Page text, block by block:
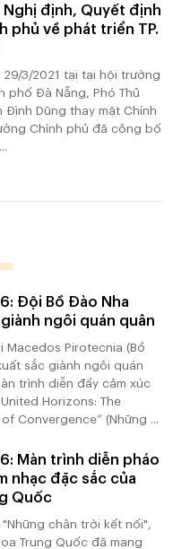
Nghị định, Quyết định
phủ về phát triển TP.
29/3/2021 tại tại hội trường
phố Đà Nẵng, Phó Thủ
Đình Dũng thay mặt Chính
Chính phủ đã công bố
Đội Bồ Đào Nha
ngôi quán quân
Macedos Pirotecnia (Bồ
sắc giành ngôi quán
trình diễn đầy cảm xúc
Horizons: The
Convergence” (Những ...
Màn trình diễn pháo
nhạc đặc sắc của
Quốc
"Những chân trời kết nối",
Trung Quốc đã mang